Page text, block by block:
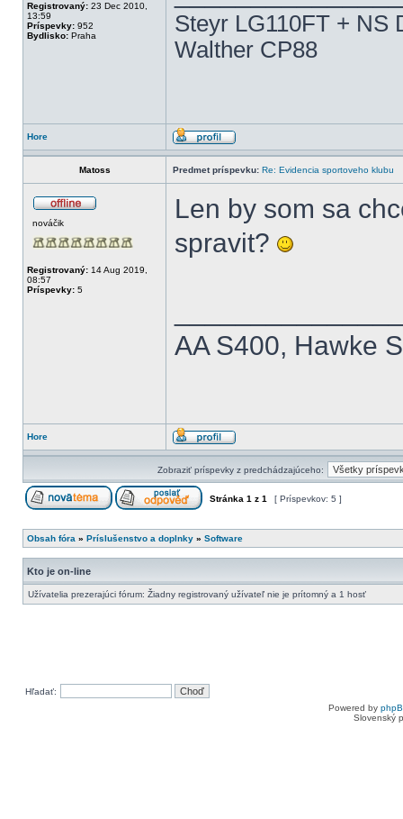
Registrovaný: 23 Dec 2010,
13:59
Príspevky: 952
Bydlisko: Praha
Steyr LG110FT + NS
Walther CP88
Hore
Matoss Predmet príspevku: Re: Evidencia sportoveho klubu
nováčik
Registrovaný: 14 Aug 2019,
08:57
Príspevky: 5
Len by som sa
spravit?
AA S400, Hawke
Hore
Zobraziť príspevky z predchádzajúceho:
Stránka 1 z 1 [ Príspevkov: 5 ]
Obsah fóra » Príslušenstvo a doplnky » Software
Kto je on-line
Užívatelia prezerajúci fórum: Žiadny registrovaný užívateľ nie je prítomný a 1 hosť
Hľadať:
Powered by
Slovenský